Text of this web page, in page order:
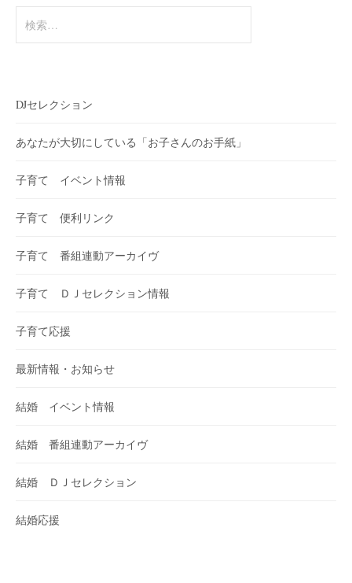
索:
DJセレクション
あなたが大切にしている「お子さんのお手紙」
子育て イベント情報
子育て 便利リンク
子育て 番組連動アーカイヴ
子育て ＤＪセレクション情報
子育て応援
最新情報・お知らせ
結婚 イベント情報
結婚 番組連動アーカイヴ
結婚 ＤＪセレクション
結婚応援